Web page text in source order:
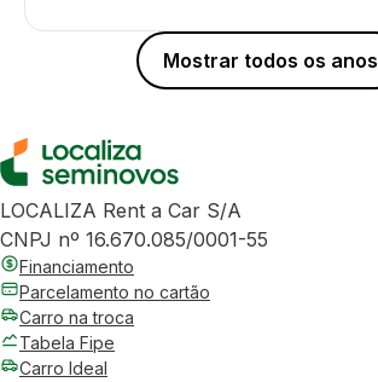
Mostrar todos os anos
LOCALIZA Rent a Car S/A
CNPJ nº 16.670.085/0001-55
Financiamento
Parcelamento no cartão
Carro na troca
Tabela Fipe
Carro Ideal